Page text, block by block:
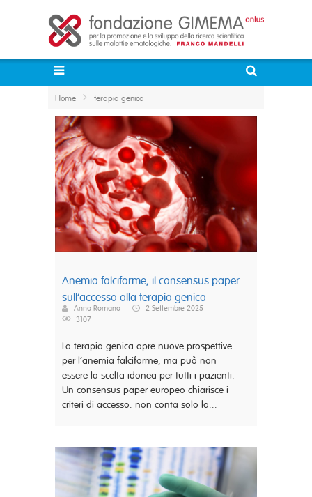
Home terapia genica
Anemia falciforme, il consensus paper
sull’accesso alla terapia genica
Anna Romano
2 Settembre 2025
3107
La terapia genica apre nuove prospettive
per l’anemia falciforme, ma può non
essere la scelta idonea per tutti i pazienti.
Un consensus paper europeo chiarisce i
criteri di accesso: non conta solo la...